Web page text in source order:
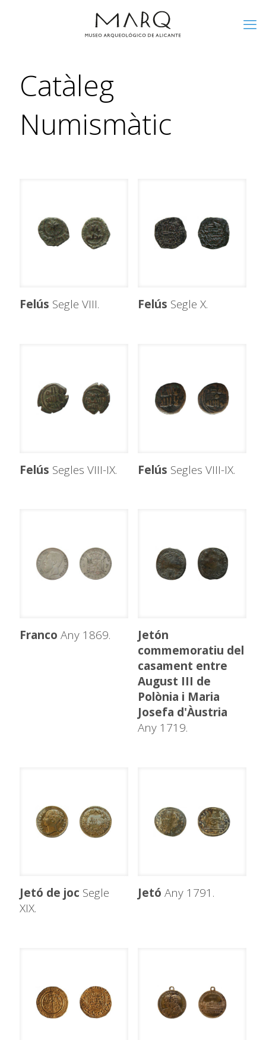
Catàleg
Numismàtic
Felús Segle VIII. Felús Segle X.
Felús Segles VIII-IX. Felús Segles VIII-IX.
Franco Any 1869.
Jetón
commemoratiu del
casament entre
August III de
Polònia i Maria
Josefa d'Àustria
Any 1719.
Jetó de joc Segle
XIX.
Jetó Any 1791.